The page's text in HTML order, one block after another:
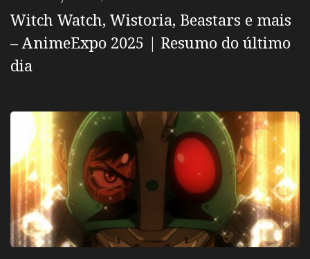
Witch Watch, Wistoria, Beastars e mais
– AnimeExpo 2025 | Resumo do último
dia